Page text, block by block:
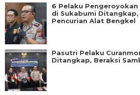
6 Pelaku Pengeroyokan
di Sukabumi
Pencurian Alat Bengkel
Pasutri Pelaku
Ditangkap, Beraksi